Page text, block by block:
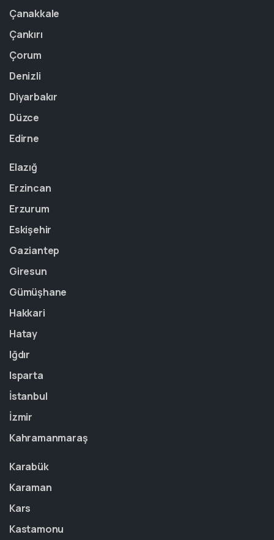
Çanakkale
Çankırı
Çorum
Denizli
Diyarbakır
Düzce
Edirne
Elazığ
Erzincan
Erzurum
Eskişehir
Gaziantep
Giresun
Gümüşhane
Hakkari
Hatay
Iğdır
Isparta
İstanbul
İzmir
Kahramanmaraş
Karabük
Karaman
Kars
Kastamonu